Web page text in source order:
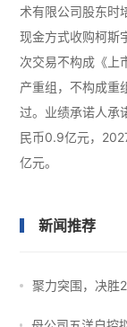
术有限公司股东时
现金方式收购柯斯
次交易不构成《上
产重组，不构成重
过。业绩承诺人承
民币0.9亿元，
亿元。
新闻推荐